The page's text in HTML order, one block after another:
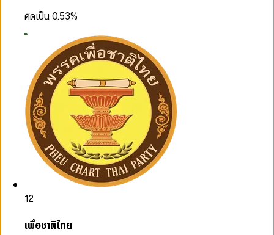
คิดเป็น0.53%
12
เพื่อชาติไทย